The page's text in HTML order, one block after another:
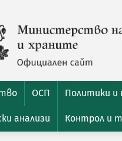
ОСП Политики и
анализи Контрол и